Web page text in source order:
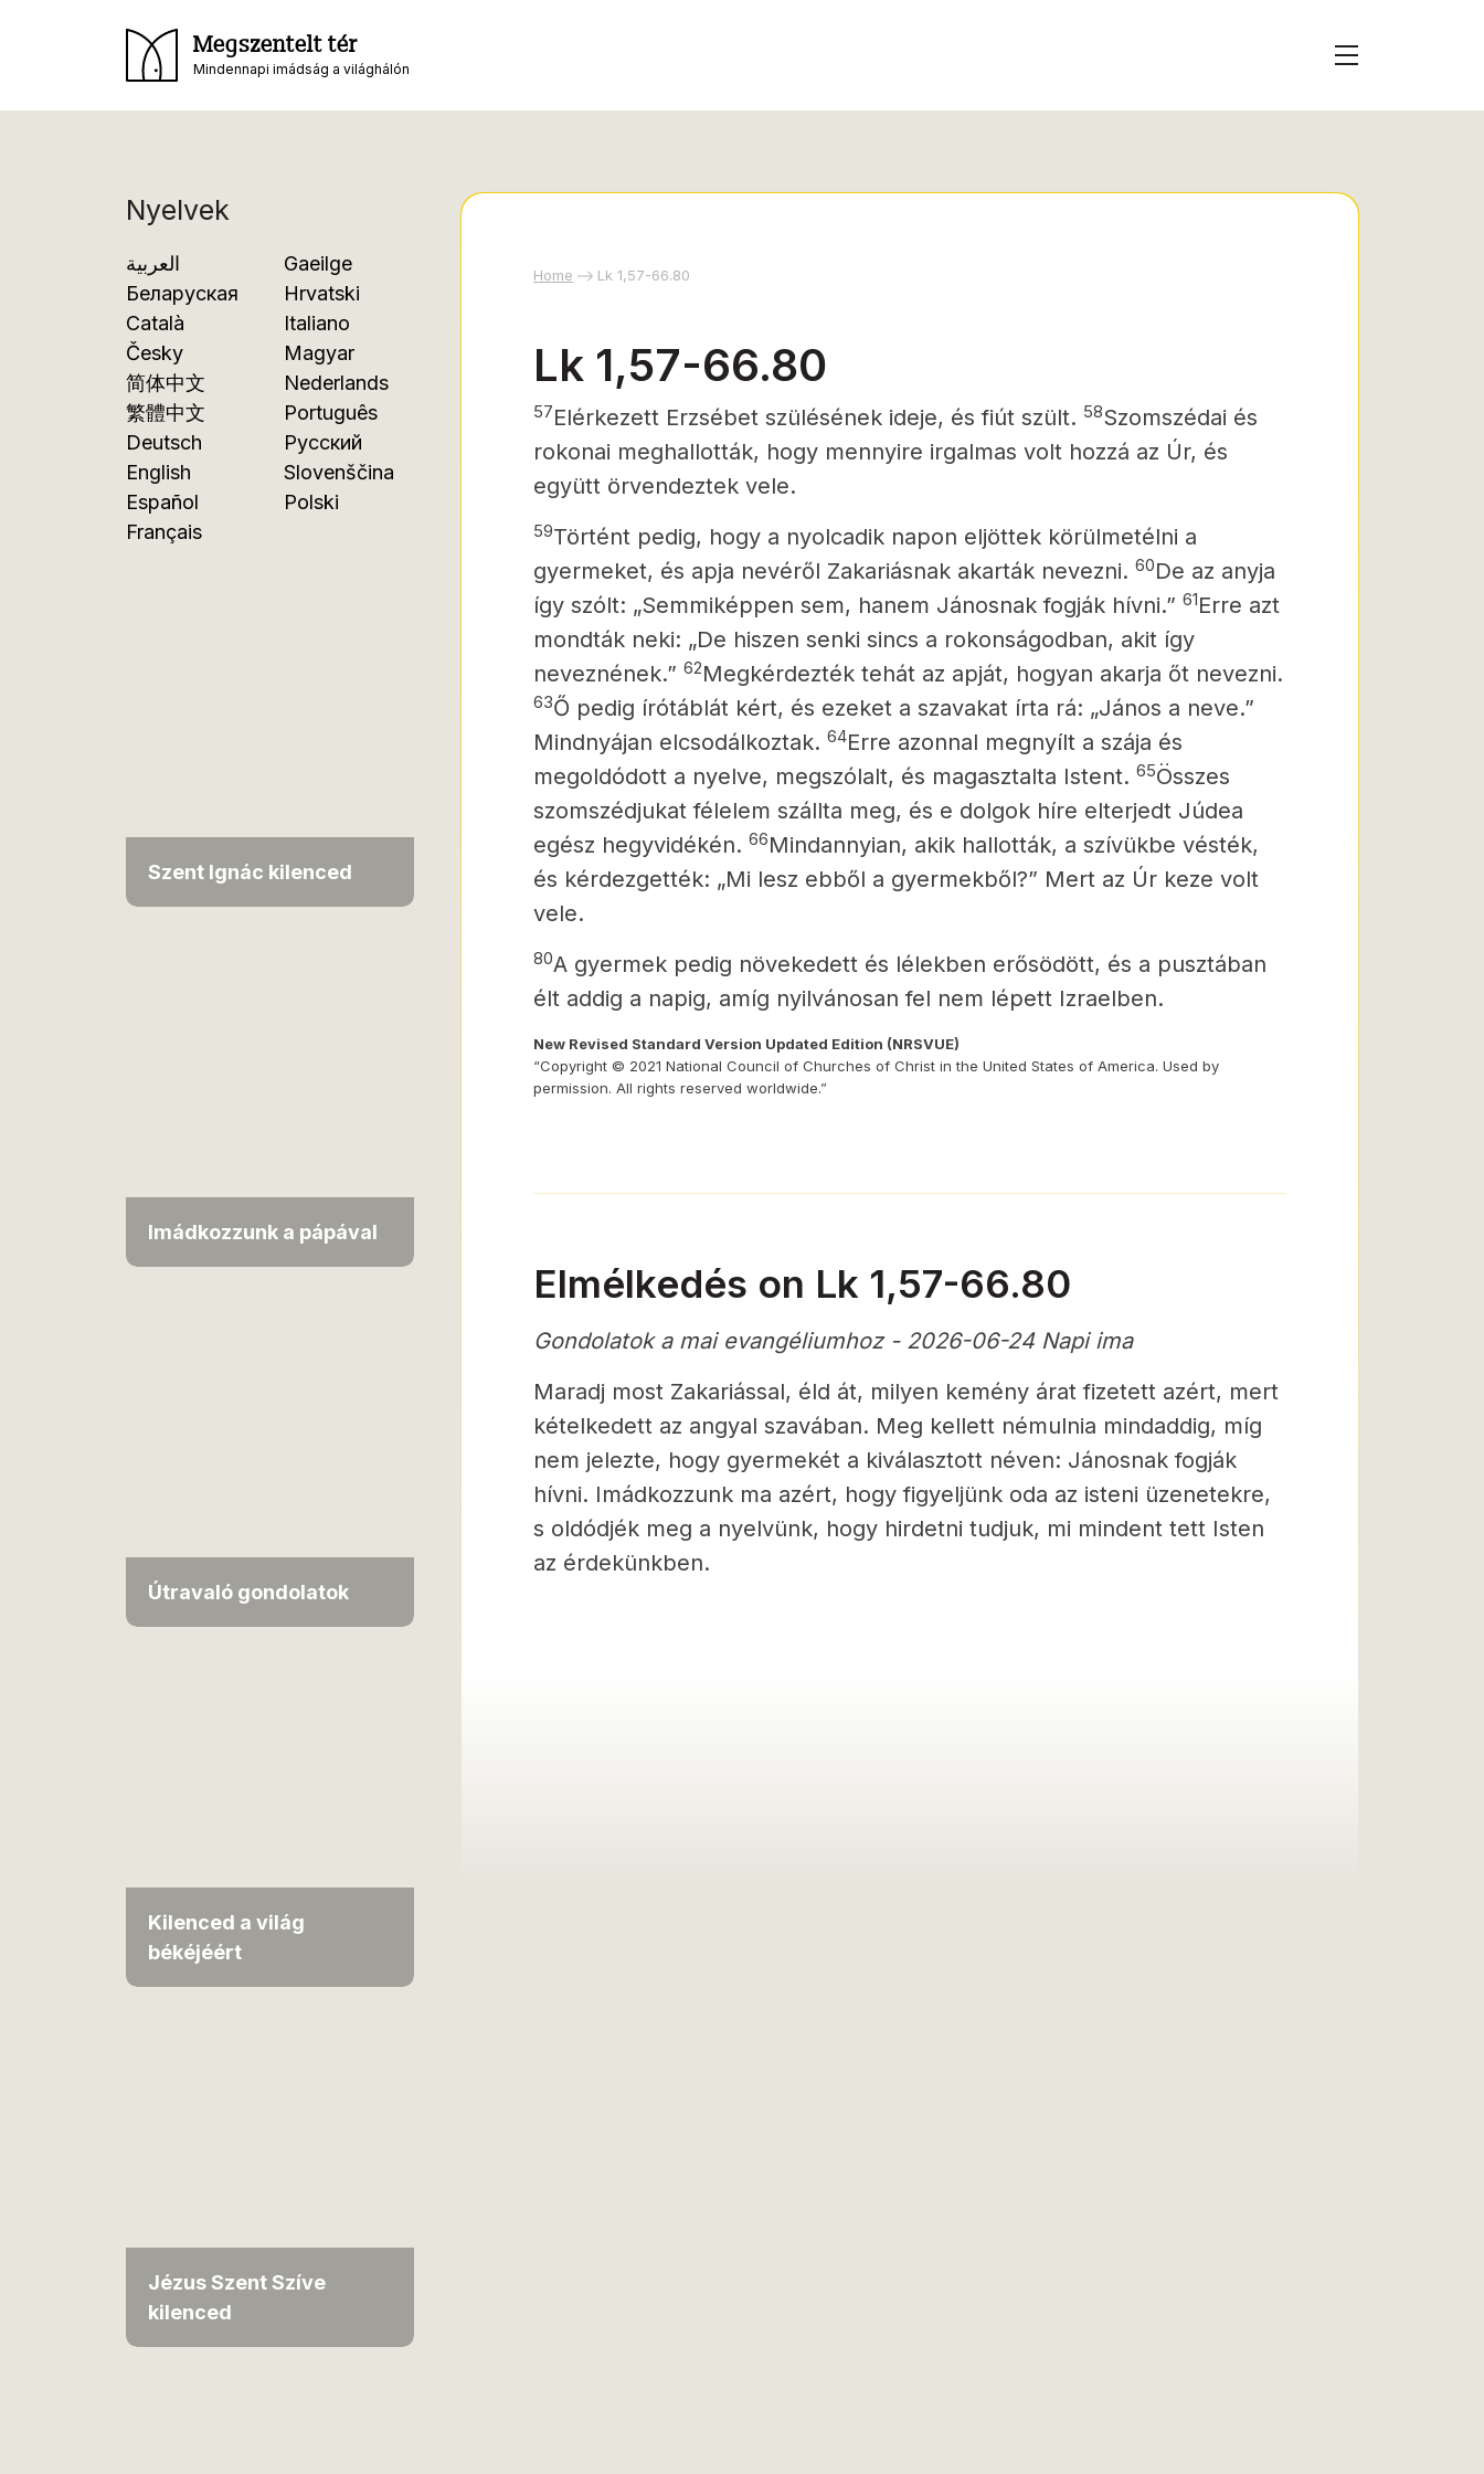
Megszentelt tér
Mindennapi imádság a világhálón
Nyelvek
العربية
Беларуская
Català
Česky
简体中文
繁體中文
Deutsch
English
Español
Français
Gaeilge
Hrvatski
Italiano
Magyar
Nederlands
Português
Русский
Slovenščina
Polski
Szent Ignác kilenced
Imádkozzunk a pápával
Útravaló gondolatok
Kilenced a világ
békéjéért
Jézus Szent Szíve
kilenced
Home Lk 1,57-66.80
Lk 1,57-66.80
57Elérkezett Erzsébet szülésének ideje, és fiút szült. 58Szomszédai és
rokonai meghallották, hogy mennyire irgalmas volt hozzá az Úr, és
együtt örvendeztek vele.
59Történt pedig, hogy a nyolcadik napon eljöttek körülmetélni a
gyermeket, és apja nevéről Zakariásnak akarták nevezni. 60De az anyja
így szólt: „Semmiképpen sem, hanem Jánosnak fogják hívni.” 61Erre azt
mondták neki: „De hiszen senki sincs a rokonságodban, akit így
neveznének.” 62Megkérdezték tehát az apját, hogyan akarja őt nevezni.
63Ő pedig írótáblát kért, és ezeket a szavakat írta rá: „János a neve.”
Mindnyájan elcsodálkoztak. 64Erre azonnal megnyílt a szája és
megoldódott a nyelve, megszólalt, és magasztalta Istent. 65Összes
szomszédjukat félelem szállta meg, és e dolgok híre elterjedt Júdea
egész hegyvidékén. 66Mindannyian, akik hallották, a szívükbe vésték,
és kérdezgették: „Mi lesz ebből a gyermekből?” Mert az Úr keze volt
vele.
80A gyermek pedig növekedett és lélekben erősödött, és a pusztában
élt addig a napig, amíg nyilvánosan fel nem lépett Izraelben.
New Revised Standard Version Updated Edition (NRSVUE)
“Copyright © 2021 National Council of Churches of Christ in the United States of America. Used by
permission. All rights reserved worldwide.”
Elmélkedés on Lk 1,57-66.80
Gondolatok a mai evangéliumhoz - 2026-06-24 Napi ima
Maradj most Zakariással, éld át, milyen kemény árat fizetett azért, mert
kételkedett az angyal szavában. Meg kellett némulnia mindaddig, míg
nem jelezte, hogy gyermekét a kiválasztott néven: Jánosnak fogják
hívni. Imádkozzunk ma azért, hogy figyeljünk oda az isteni üzenetekre,
s oldódjék meg a nyelvünk, hogy hirdetni tudjuk, mi mindent tett Isten
az érdekünkben.